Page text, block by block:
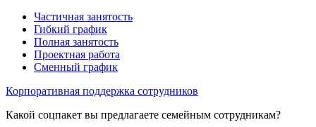
Частичная занятость
Гибкий график
Полная занятость
Проектная работа
Сменный график
Корпоративная поддержка сотрудников
Какой соцпакет вы предлагаете семейным сотрудникам?